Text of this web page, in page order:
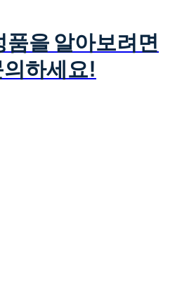
품을 알아보려면
하세요!